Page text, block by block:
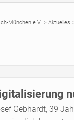
München e.V. Aktuelles
Gebhardt, 39